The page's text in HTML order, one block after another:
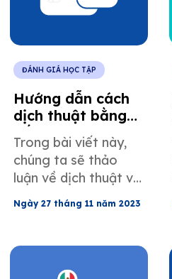
ĐÁNH GIÁ HỌC TẬP
Hướng dẫn cách
dịch thuật bằng
cấp Mexico cho
mục đích nhập cư
Hoa Kỳ.
Trong bài viết này,
chúng ta sẽ thảo
luận về dịch thuật và
đánh giá bằng cấp
của Mexico dành cho
Mexico nhập cư vào
Ngày 27 tháng 11 năm 2023